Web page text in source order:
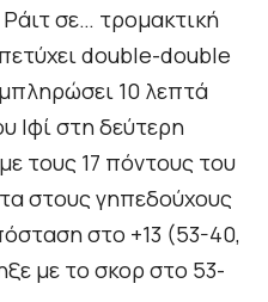
Ράιτ σε… τρομακτική
double-double
10 λεπτά
Ιφί στη δεύτερη
τους 17 πόντους του
στους γηπεδούχους
στο +13 (53-40,
με το σκορ στο 53-